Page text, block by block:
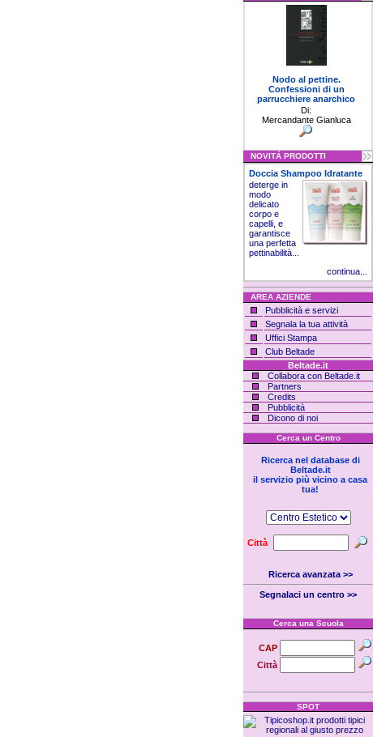
Nodo al pettine.
Confessioni di un
parrucchiere anarchico
Di:
Mercandante Gianluca
NOVITÁ PRODOTTI
Doccia Shampoo Idratante
deterge in
modo
delicato
corpo e
capelli, e
garantisce
una perfetta
pettinabilità...
continua...
AREA AZIENDE
Pubblicità e servizi
Segnala la tua attività
Uffici Stampa
Club Beltade
Beltade.it
Collabora con Beltade.it
Partners
Credits
Pubblicità
Dicono di noi
Cerca un Centro
Ricerca nel database di
Beltade.it
il servizio più vicino a casa
tua!
Città
Ricerca avanzata >>
Segnalaci un centro >>
Cerca una Scuola
CAP
Città
SPOT